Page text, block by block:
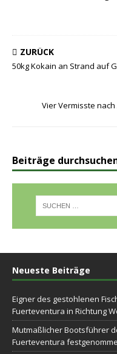
ZURÜCK
50kg Kokain an Strand auf
Vier Vermisste
Beiträge
Neueste Beiträge
Eigner des gestohlenen
Fuerteventura in Richtung
Mutmaßlicher Bootsführer
Fuerteventura